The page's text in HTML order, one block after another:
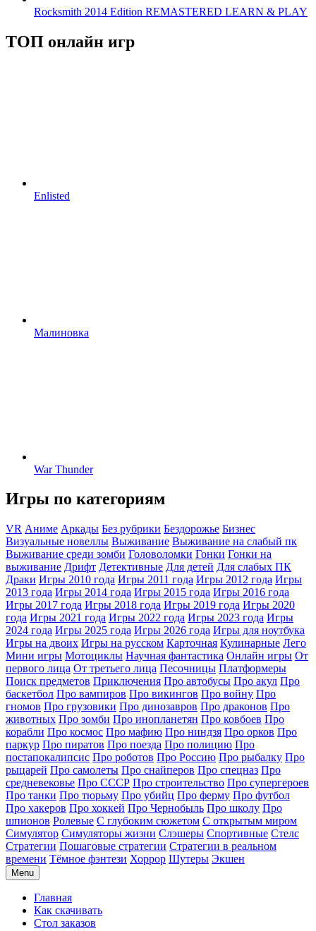
Rocksmith 2014 Edition REMASTERED LEARN & PLAY
ТОП онлайн игр
Enlisted
Малиновка
War Thunder
Игры по категориям
VR Аниме Аркады Без рубрики Бездорожье Бизнес
Визуальные новеллы Выживание Выживание на слабый пк
Выживание среди зомби Головоломки Гонки Гонки на
выживание Дрифт Детективные Для детей Для слабых ПК
Драки Игры 2010 года Игры 2011 года Игры 2012 года Игры
2013 года Игры 2014 года Игры 2015 года Игры 2016 года
Игры 2017 года Игры 2018 года Игры 2019 года Игры 2020
года Игры 2021 года Игры 2022 года Игры 2023 года Игры
2024 года Игры 2025 года Игры 2026 года Игры для ноутбука
Игры на двоих Игры на русском Карточная Кулинарные Лего
Мини игры Мотоциклы Научная фантастика Онлайн игры От
первого лица От третьего лица Песочницы Платформеры
Поиск предметов Приключения Про автобусы Про акул Про
баскетбол Про вампиров Про викингов Про войну Про
гномов Про грузовики Про динозавров Про драконов Про
животных Про зомби Про инопланетян Про ковбоев Про
корабли Про космос Про мафию Про ниндзя Про орков Про
паркур Про пиратов Про поезда Про полицию Про
постапокалипсис Про роботов Про Россию Про рыбалку Про
рыцарей Про самолеты Про снайперов Про спецназ Про
средневековье Про СССР Про строительство Про супергероев
Про танки Про тюрьму Про убийц Про ферму Про футбол
Про хакеров Про хоккей Про Чернобыль Про школу Про
шпионов Ролевые С глубоким сюжетом С открытым миром
Симулятор Симуляторы жизни Слэшеры Спортивные Стелс
Стратегии Пошаговые стратегии Стратегии в реальном
времени Тёмное фэнтези Хоррор Шутеры Экшен
Menu
Главная
Как скачивать
Стол заказов